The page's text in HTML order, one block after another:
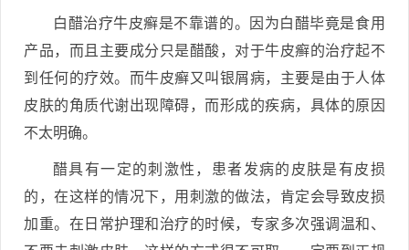
白醋治疗牛皮癣是不靠谱的。因为白醋毕竟是食用
产品，而且主要成分只是醋酸，对于牛皮癣的治疗起不
到任何的疗效。而牛皮癣又叫银屑病，主要是由于人体
皮肤的角质代谢出现障碍，而形成的疾病，具体的原因
不太明确。
醋具有一定的刺激性，患者发病的皮肤是有皮损
的，在这样的情况下，用刺激的做法，肯定会导致皮损
加重。在日常护理和治疗的时候，专家多次强调温和、